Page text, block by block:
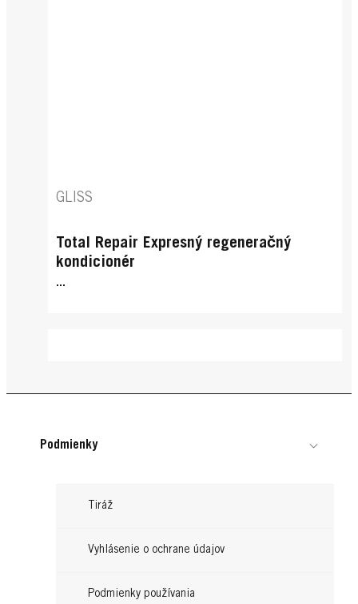
GLISS
Total Repair Expresný regeneračný
kondicionér
...
Podmienky
Tiráž
Vyhlásenie o ochrane údajov
Podmienky používania